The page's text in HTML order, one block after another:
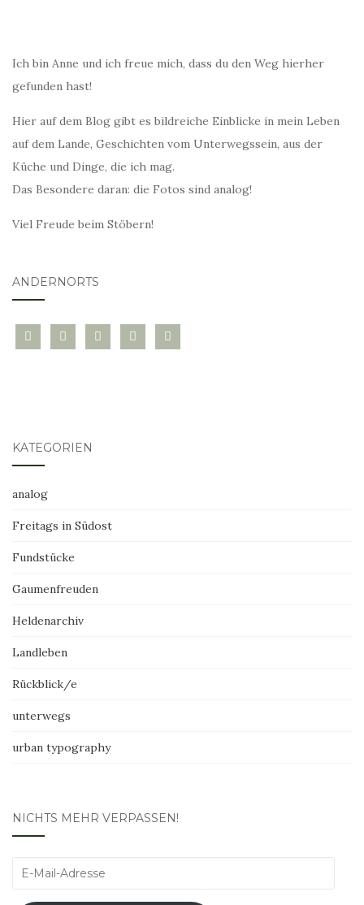
Ich bin Anne und ich freue mich, dass du den Weg hierher
gefunden hast!
Hier auf dem Blog gibt es bildreiche Einblicke in mein Leben
auf dem Lande, Geschichten vom Unterwegssein, aus der
Küche und Dinge, die ich mag.
Das Besondere daran: die Fotos sind analog!
Viel Freude beim Stöbern!
ANDERNORTS
bloglovininstagramtwitter pinterest
mail
KATEGORIEN
analog
Freitags in Südost
Fundstücke
Gaumenfreuden
Heldenarchiv
Landleben
Rückblick/e
unterwegs
urban typography
NICHTS MEHR VERPASSEN!
E-